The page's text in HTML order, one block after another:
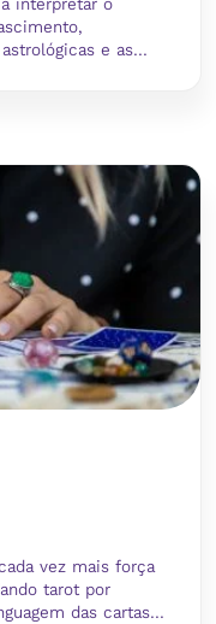
e as...
vez mais força
tarot por
das cartas...